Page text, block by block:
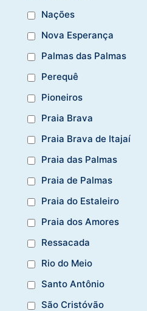
Nações
Nova Esperança
Palmas das Palmas
Perequê
Pioneiros
Praia Brava
Praia Brava de Itajaí
Praia das Palmas
Praia de Palmas
Praia do Estaleiro
Praia dos Amores
Ressacada
Rio do Meio
Santo Antônio
São Cristóvão